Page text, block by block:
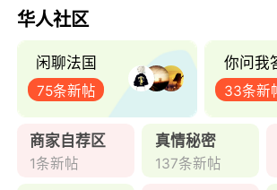
华人社区
闲聊法国
75条新帖
你问我
33条新
商家自荐区
1条新帖
真情秘密
137条新帖